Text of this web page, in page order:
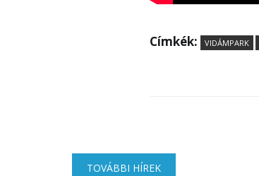
Címkék: VIDÁMPARK
TOVÁBBI HÍREK